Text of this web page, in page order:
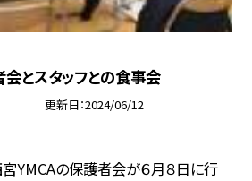
とスタッフとの食事会
更新日 2024/06/12
YMCAの保護者会が６月８日に行